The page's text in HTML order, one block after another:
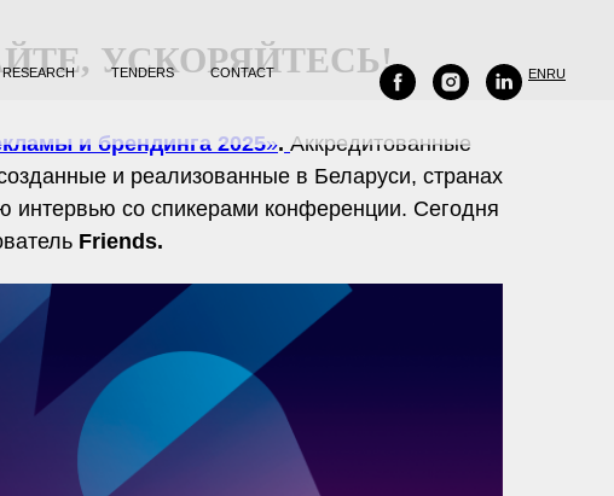
RESEARCH TENDERS CONTACT ENRU
УСКОРЯЙТЕСЬ!
и брендинга 2025». Аккредитованные
и реализованные в Беларуси, странах
со спикерами конференции. Сегодня
Friends.